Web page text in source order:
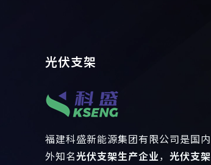
光伏支架
福建科盛新能源集团有限公司是国内
外知名光伏支架生产企业，光伏支架